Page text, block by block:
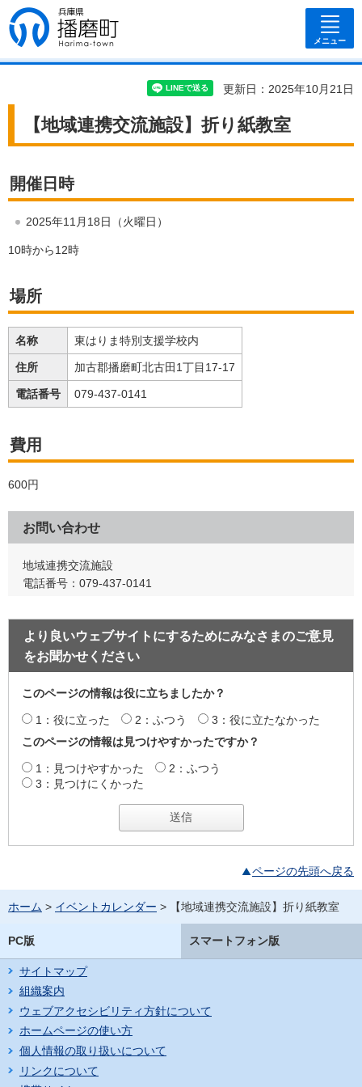
兵庫県 播磨
町
メニュー
更新日：2025年10月21日
【地域連携交流施設】折り紙教室
開催日時
2025年11月18日（火曜日）
10時から12時
場所
名称 東はりま特別支援学校内
住所 加古郡播磨町北古田1丁目17-17
電話番号 079-437-0141
費用
600円
お問い合わせ
地域連携交流施設
電話番号：079-437-0141
より良いウェブサイトにするためにみなさまのご意見
をお聞かせください
このページの情報は役に立ちましたか？
1：役に立った 2：ふつう
3：役に立たなかった
このページの情報は見つけやすかったですか？
1：見つけやすかった
2：ふつう
3：見つけにくかった
ページの先頭へ戻る
ホーム > イベントカレンダー > 【地域連携交流施設】折り紙教室
PC版 スマートフォン版
サイトマップ
組織案内
ウェブアクセシビリティ方針について
ホームページの使い方
個人情報の取り扱いについて
リンクについて